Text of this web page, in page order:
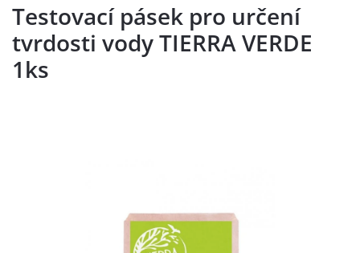
Testovací pásek pro určení
tvrdosti vody TIERRA VERDE
1ks